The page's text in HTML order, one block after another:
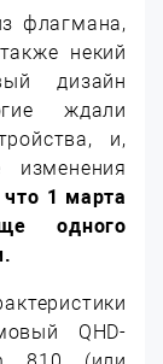
флагмана,
некий
дизайн
ждали
и,
изменения
1 марта
одного
QHD-